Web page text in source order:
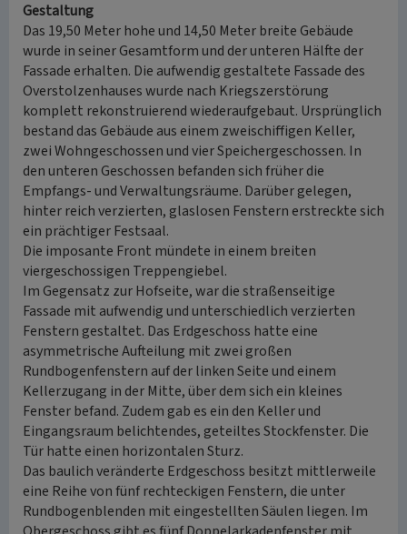
Gestaltung
Das 19,50 Meter hohe und 14,50 Meter breite Gebäude
wurde in seiner Gesamtform und der unteren Hälfte der
Fassade erhalten. Die aufwendig gestaltete Fassade des
Overstolzenhauses wurde nach Kriegszerstörung
komplett rekonstruierend wiederaufgebaut. Ursprünglich
bestand das Gebäude aus einem zweischiffigen Keller,
zwei Wohngeschossen und vier Speichergeschossen. In
den unteren Geschossen befanden sich früher die
Empfangs- und Verwaltungsräume. Darüber gelegen,
hinter reich verzierten, glaslosen Fenstern erstreckte sich
ein prächtiger Festsaal.
Die imposante Front mündete in einem breiten
viergeschossigen Treppengiebel.
Im Gegensatz zur Hofseite, war die straßenseitige
Fassade mit aufwendig und unterschiedlich verzierten
Fenstern gestaltet. Das Erdgeschoss hatte eine
asymmetrische Aufteilung mit zwei großen
Rundbogenfenstern auf der linken Seite und einem
Kellerzugang in der Mitte, über dem sich ein kleines
Fenster befand. Zudem gab es ein den Keller und
Eingangsraum belichtendes, geteiltes Stockfenster. Die
Tür hatte einen horizontalen Sturz.
Das baulich veränderte Erdgeschoss besitzt mittlerweile
eine Reihe von fünf rechteckigen Fenstern, die unter
Rundbogenblenden mit eingestellten Säulen liegen. Im